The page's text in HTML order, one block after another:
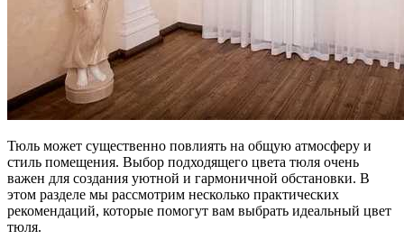
Тюль может существенно повлиять на общую атмосферу и
стиль помещения. Выбор подходящего цвета тюля очень
важен для создания уютной и гармоничной обстановки. В
этом разделе мы рассмотрим несколько практических
рекомендаций, которые помогут вам выбрать идеальный цвет
тюля.